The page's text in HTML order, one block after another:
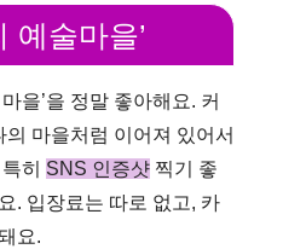
예술마을’
을’을 정말 좋아해요. 커
마을처럼 이어져 있어서
히 SNS 인증샷 찍기 좋
. 입장료는 따로 없고, 카
요.